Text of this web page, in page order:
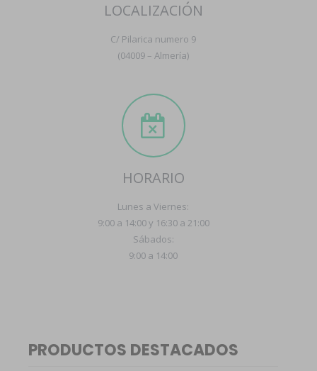
LOCALIZACIÓN
C/ Pilarica numero 9
(04009 – Almería)
HORARIO
Lunes a Viernes:
9:00 a 14:00 y 16:30 a 21:00
Sábados:
9:00 a 14:00